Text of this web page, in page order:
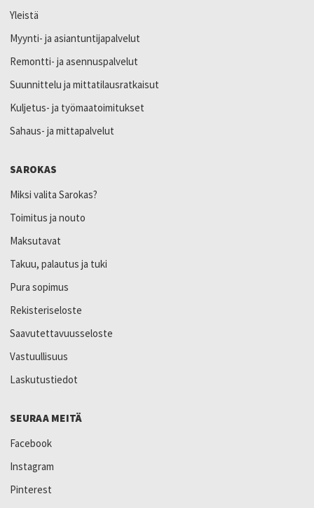
Yleistä
Myynti- ja asiantuntijapalvelut
Remontti- ja asennuspalvelut
Suunnittelu ja mittatilausratkaisut
Kuljetus- ja työmaatoimitukset
Sahaus- ja mittapalvelut
SAROKAS
Miksi valita Sarokas?
Toimitus ja nouto
Maksutavat
Takuu, palautus ja tuki
Pura sopimus
Rekisteriseloste
Saavutettavuusseloste
Vastuullisuus
Laskutustiedot
SEURAA MEITÄ
Facebook
Instagram
Pinterest